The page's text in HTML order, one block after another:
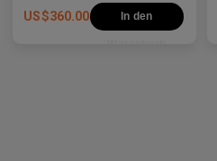
US$360.00 In den